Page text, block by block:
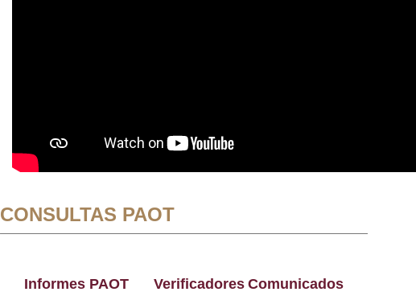
CONSULTAS PAOT
Informes PAOT
Verificadores Comunicados